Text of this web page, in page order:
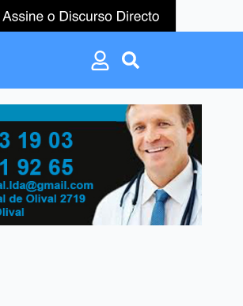
Search
for:
Search
for: